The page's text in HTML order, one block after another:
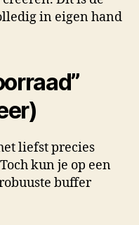
in eigen hand
liefst precies
kun je op een
buffer